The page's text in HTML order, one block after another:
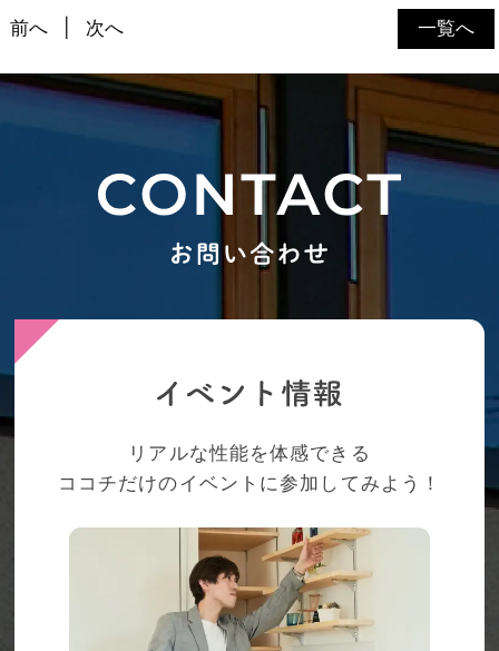
一覧へ
前へ 次へ
リアルな性能を体感できる
ココチだけのイベントに参加してみよう！